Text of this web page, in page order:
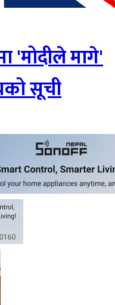
'मोदीले मागे'
सूची